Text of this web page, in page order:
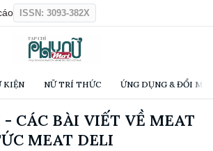
ISSN: 3093-382X
KIỆN NỮ TRÍ THỨC ỨNG DỤNG & ĐỔI
CÁC BÀI VIẾT VỀ MEAT
MEAT DELI